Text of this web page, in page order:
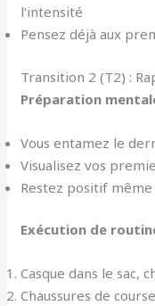
l’intensité
Pensez déjà aux
Transition 2 (T2) :
Préparation
Vous entamez le
Visualisez vos
Restez positif
Exécution de
Casque dans le sac,
Chaussures de